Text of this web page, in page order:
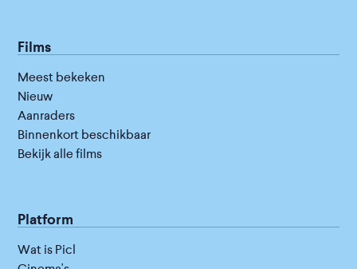
Films
Meest bekeken
Nieuw
Aanraders
Binnenkort beschikbaar
Bekijk alle films
Platform
Wat is Picl